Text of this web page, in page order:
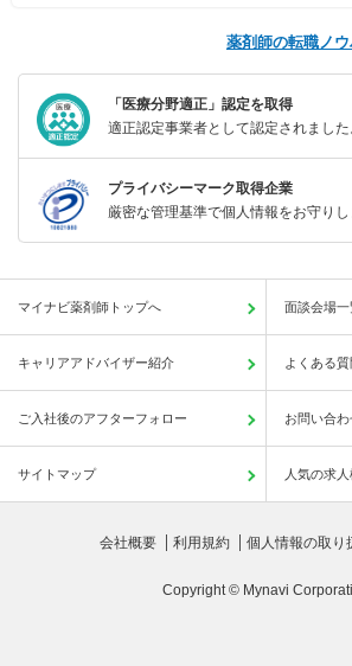
薬剤師の転職ノ
「医療分野適正」認定を取得
適正認定事業者として認定されました
プライバシーマーク取得企業
厳密な管理基準で個人情報をお守りし
マイナビ薬剤師トップへ 面談会場一
キャリアアドバイザー紹介 よくある質
ご入社後のアフターフォロー お問い合わ
サイトマップ 人気の求
会社概要 利用規約 個人情報の取り
Copyright © Mynavi